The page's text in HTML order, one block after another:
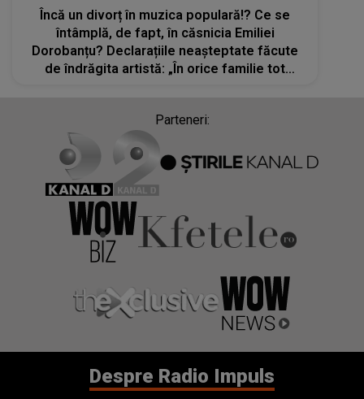
Încă un divorț în muzica populară!? Ce se
întâmplă, de fapt, în căsnicia Emiliei
Dorobanțu? Declarațiile neașteptate făcute
de îndrăgita artistă: „În orice familie tot
Parteneri:
Despre Radio Impuls